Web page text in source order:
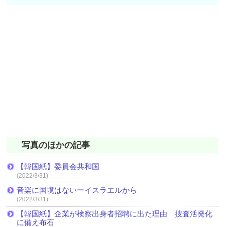
写真のほかの記事
【韓国紙】委員会共和国
(2022/3/31)
音楽に国境はないーイスラエルから
(2022/3/31)
【韓国紙】企業が検察出身者招聘に出た理由 捜査活発化
に備え布石